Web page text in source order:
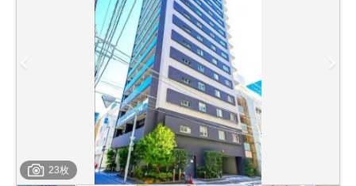
23枚